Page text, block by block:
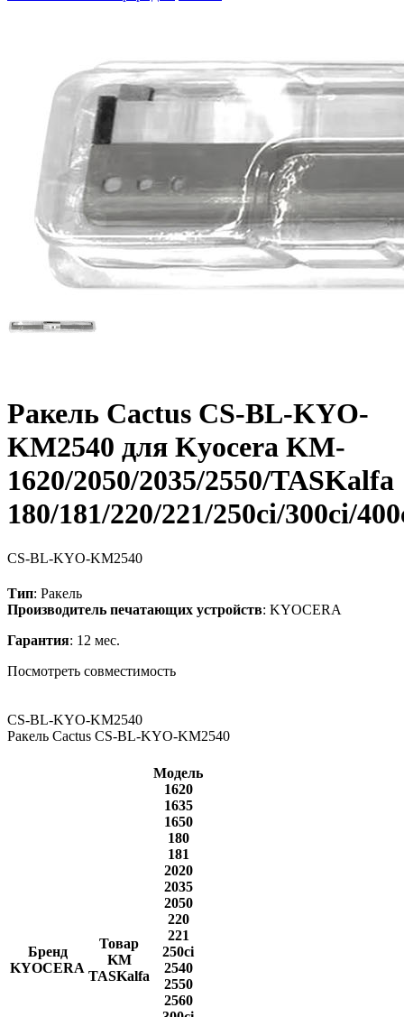
Ракель Cactus CS-BL-KYO-
KM2540 для Kyocera KM-
1620/2050/2035/2550/TASKalfa
180/181/220/221/250ci/300ci/
CS-BL-KYO-KM2540
Тип: Ракель
Производитель печатающих устройств: KYOCERA
Гарантия: 12 мес.
Посмотреть совместимость
CS-BL-KYO-KM2540
Ракель Cactus CS-BL-KYO-KM2540
Бренд
KYOCERA
Товар
KM
TASKalfa
Модель
1620
1635
1650
180
181
2020
2035
2050
220
221
250ci
2540
2550
2560